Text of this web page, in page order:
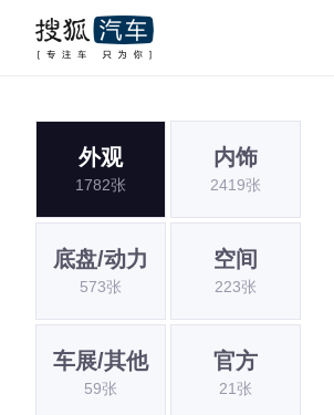
外观
1782张
内饰
2419张
底盘/动力
573张
空间
223张
车展/其他
59张
官方
21张